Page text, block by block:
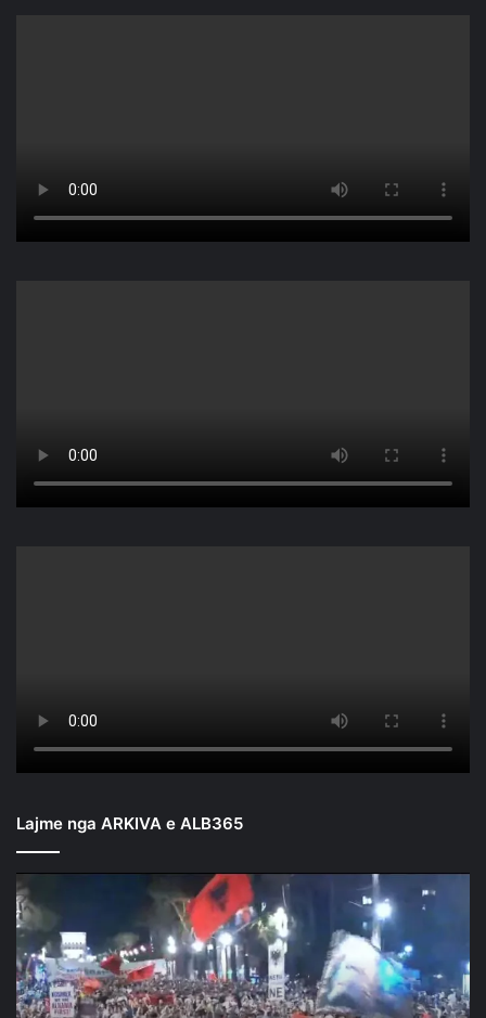
Lajme nga ARKIVA e ALB365
Mbyllen
fjalimet
para
Kryeministrisë/
Nis
marshimi